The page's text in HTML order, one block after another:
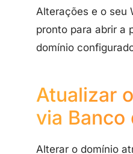
Alterações e o seu
pronto para abrir a
domínio
Atualizar
via Banco
Alterar o domínio